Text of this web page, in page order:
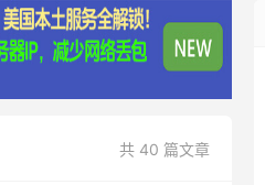
共 40 篇文章